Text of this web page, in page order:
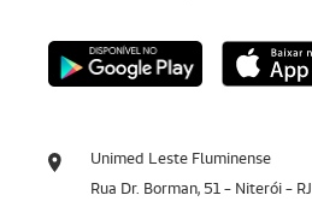
Unimed Leste Fluminense
Rua Dr. Borman, 51 - Niterói - RJ